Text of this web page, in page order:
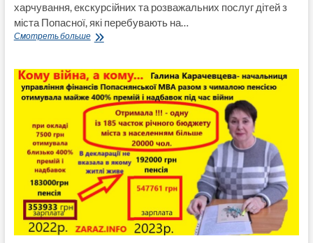
харчування, екскурсійних та розважальних послуг дітей з
міста Попасної, які перебувають на…
Смотреть большеЛуганські
договорів
на
3,3
млн
грн
підприємницею,
до
якої
Попаснянська
МВА
комісію
по